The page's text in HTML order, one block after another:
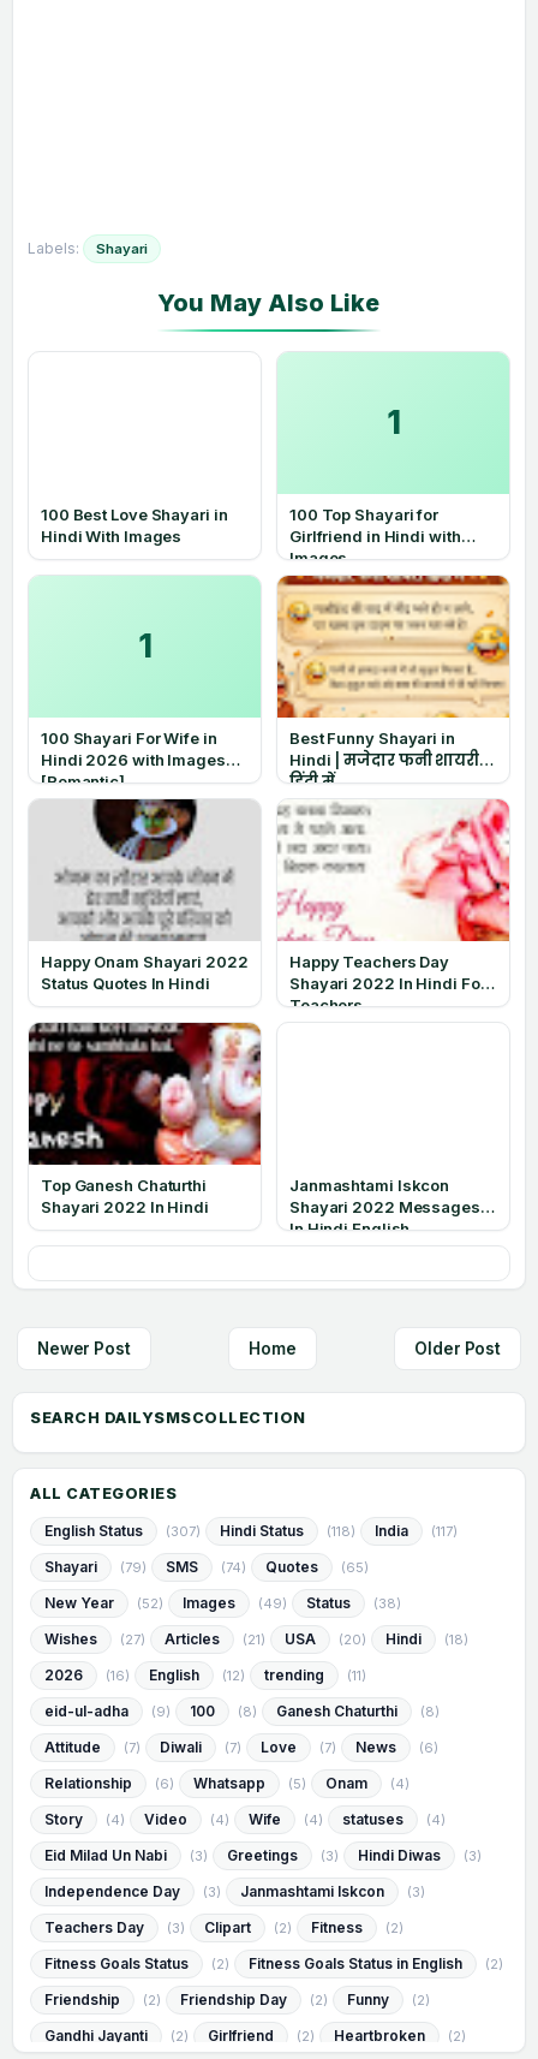
Labels: Shayari
100 Best Love Shayari in
Hindi With Images
1
100 Top Shayari for
Girlfriend in Hindi with
Images
1
100 Shayari For Wife in
Hindi 2026 with Images
[Romantic]
Best Funny Shayari in
Hindi | मजेदार फनी शायरी
हिंदी में
Happy Onam Shayari 2022
Status Quotes In Hindi
Happy Teachers Day
Shayari 2022 In Hindi For
Teachers
Top Ganesh Chaturthi
Shayari 2022 In Hindi
Janmashtami Iskcon
Shayari 2022 Messages
In Hindi English
Newer Post Older Post
Home
ALL CATEGORIES
English Status (307) Hindi Status (118) India (117)
Shayari (79) SMS (74) Quotes (65)
New Year (52) Images (49) Status (38)
Wishes (27) Articles (21) USA (20) Hindi (18)
2026 (16) English (12) trending (11)
eid-ul-adha (9) 100 (8) Ganesh Chaturthi (8)
Attitude (7) Diwali (7) Love (7) News (6)
Relationship (6) Whatsapp (5) Onam (4)
Story (4) Video (4) Wife (4) statuses (4)
Eid Milad Un Nabi (3) Greetings (3) Hindi Diwas (3)
Independence Day (3) Janmashtami Iskcon (3)
Teachers Day (3) Clipart (2) Fitness (2)
Fitness Goals Status (2) Fitness Goals Status in English (2)
Friendship (2) Friendship Day (2) Funny (2)
Gandhi Jayanti (2) Girlfriend (2) Heartbroken (2)